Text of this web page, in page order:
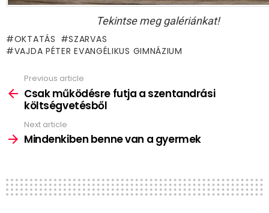
Tekintse meg galériánkat!
OKTATÁS
SZARVAS
VAJDA PÉTER EVANGÉLIKUS GIMNÁZIUM
more
Previous article
Csak működésre futja a szentandrási
költségvetésből
Next article
Mindenkiben benne van a gyermek